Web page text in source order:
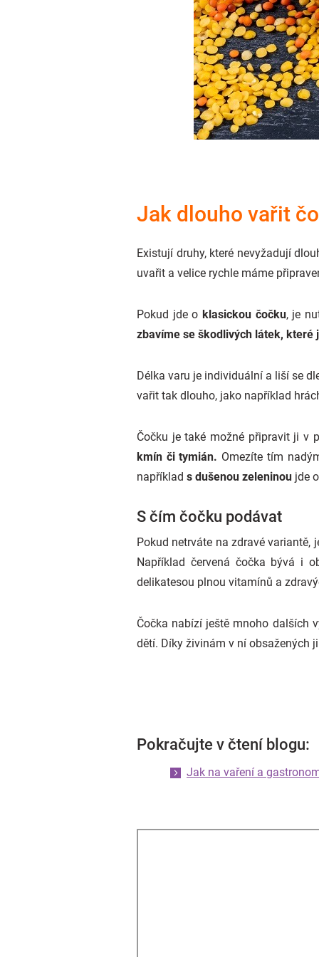
Jak dlouho vařit
Existují druhy, které nevyžadují
uvařit a velice rychle máme
Pokud jde oklasickou čočku, je
zbavíme se škodlivých látek, které
Délka varu je individuální a liší se
vařit tak dlouho, jako například
Čočku je také možné připravit ji v
kmín či tymián. Omezíte tím
například s dušenou zeleninou jde
S čím čočku podávat
Pokud netrváte na zdravé variantě,
Například červená čočka bývá i
delikatesou plnou vitamínů a
Čočka nabízí ještě mnoho dalších
dětí. Díky živinám v ní obsažených
Pokračujte v čtení blogu:
Jak na vaření a